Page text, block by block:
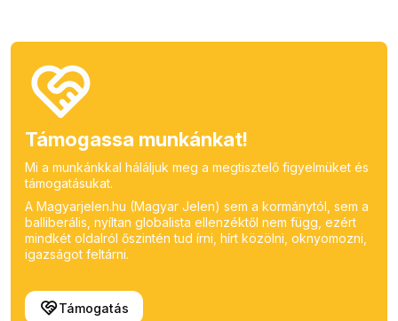
Támogassa munkánkat!
Mi a munkánkkal háláljuk meg a megtisztelő figyelmüket és
támogatásukat.
A Magyarjelen.hu (Magyar Jelen) sem a kormánytól, sem a
balliberális, nyíltan globalista ellenzéktől nem függ, ezért
mindkét oldalról őszintén tud írni, hírt közölni, oknyomozni,
igazságot feltárni.
Támogatás